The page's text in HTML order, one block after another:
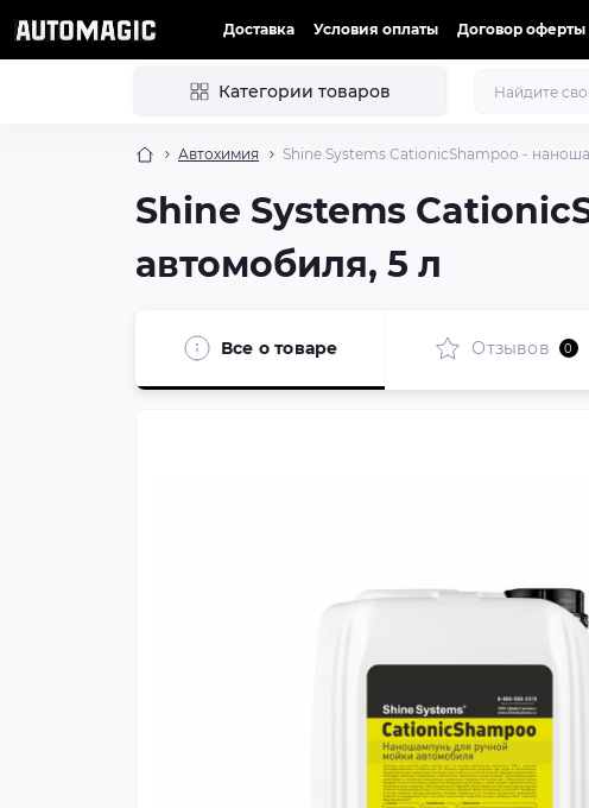
Доставка Условия оплаты Договор оферты
Категории товаров
Автохимия Shine Systems CationicShampoo -
Shine Systems
автомобиля, 5 л
Все о товаре Отзывов 0